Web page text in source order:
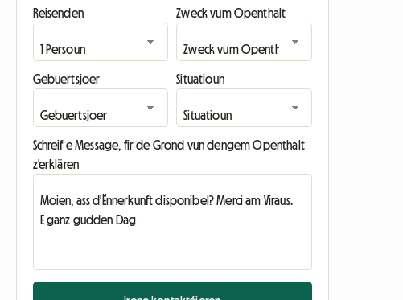
Reisenden Zweck vum Openthalt
Gebuertsjoer Situatioun
Schreif e Message, fir de Grond vun dengem Openthalt
z'erklären